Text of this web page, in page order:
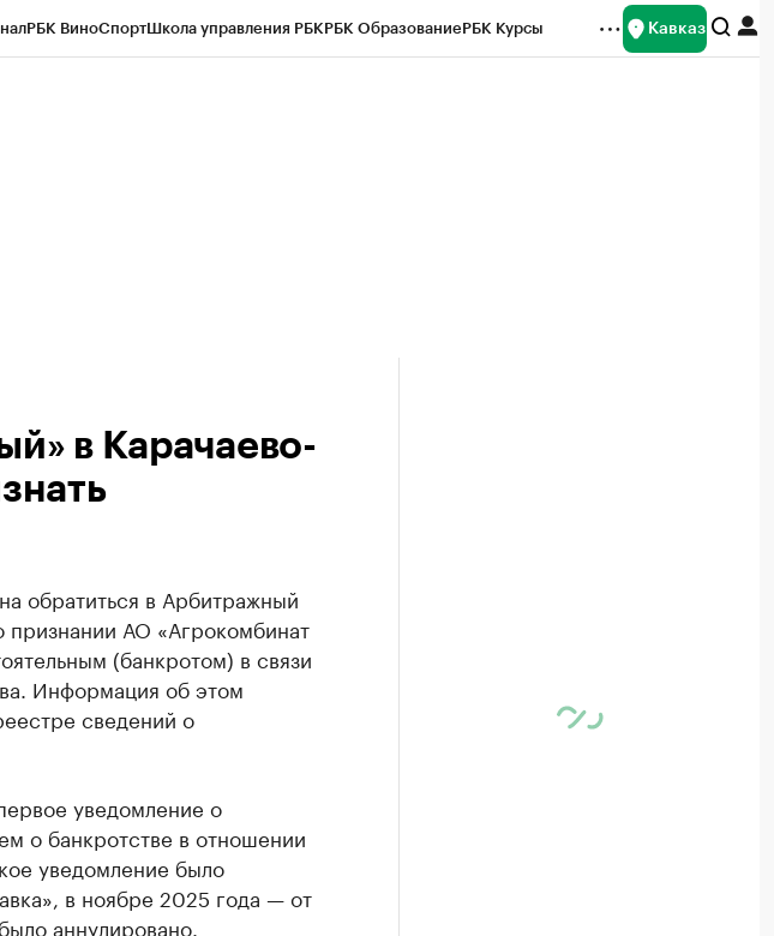
РБК ВиноСпортШкола управления РБКРБК ОбразованиеРБК Курсы Кавказ
в Карачаево-
обратиться в Арбитражный
признании АО «Агрокомбинат
(банкротом) в связи
Информация об этом
сведений о
уведомление о
о банкротстве в отношении
уведомление было
в ноябре 2025 года — от
аннулировано.